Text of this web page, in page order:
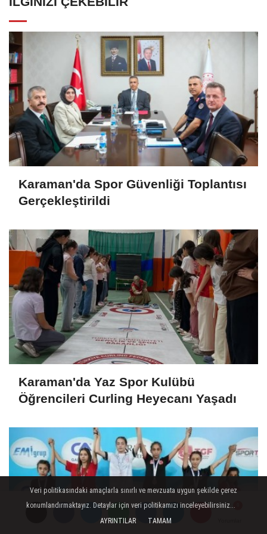
Karaman'da Spor Güvenliği Toplantısı
Gerçekleştirildi
Karaman'da Yaz Spor Kulübü
Öğrencileri Curling Heyecanı Yaşadı
Veri politikasındaki amaçlarla sınırlı ve mevzuata uygun şekilde çerez
konumlandırmaktayız. Detaylar için veri politikamızı inceleyebilirsiniz...
AYRINTILAR
TAMAM